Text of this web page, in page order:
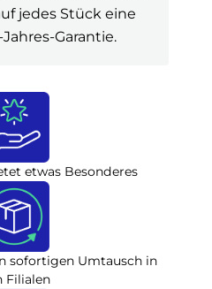
jedes Stück eine
Garantie.
etwas Besonderes
sofortigen Umtausch in
Filialen